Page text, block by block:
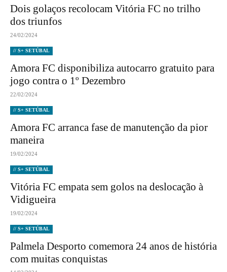
Dois golaços recolocam Vitória FC no trilho
dos triunfos
24/02/2024
// S+ SETÚBAL
Amora FC disponibiliza autocarro gratuito para
jogo contra o 1º Dezembro
22/02/2024
// S+ SETÚBAL
Amora FC arranca fase de manutenção da pior
maneira
19/02/2024
// S+ SETÚBAL
Vitória FC empata sem golos na deslocação à
Vidigueira
19/02/2024
// S+ SETÚBAL
Palmela Desporto comemora 24 anos de história
com muitas conquistas